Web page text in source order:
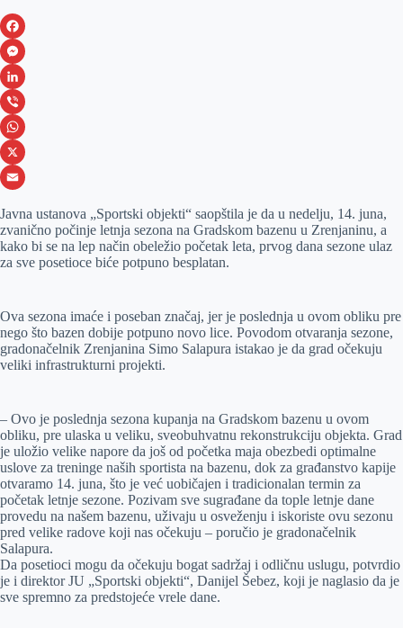
F
a
c
e
b
o
k
M
e
s
s
e
g
e
L
i
n
k
d
I
V
i
b
r
W
h
t
s
p
X
m
a
Javna ustanova „Sportski objekti“ saopštila je da u nedelju, 14. juna,
zvanično počinje letnja sezona na Gradskom bazenu u Zrenjaninu, a
kako bi se na lep način obeležio početak leta, prvog dana sezone ulaz
za sve posetioce biće potpuno besplatan.
Ova sezona imaće i poseban značaj, jer je poslednja u ovom obliku pre
nego što bazen dobije potpuno novo lice. Povodom otvaranja sezone,
gradonačelnik Zrenjanina Simo Salapura istakao je da grad očekuju
veliki infrastrukturni projekti.
– Ovo je poslednja sezona kupanja na Gradskom bazenu u ovom
obliku, pre ulaska u veliku, sveobuhvatnu rekonstrukciju objekta. Grad
je uložio velike napore da još od početka maja obezbedi optimalne
uslove za treninge naših sportista na bazenu, dok za građanstvo kapije
otvaramo 14. juna, što je već uobičajen i tradicionalan termin za
početak letnje sezone. Pozivam sve sugrađane da tople letnje dane
provedu na našem bazenu, uživaju u osveženju i iskoriste ovu sezonu
pred velike radove koji nas očekuju – poručio je gradonačelnik
Salapura.
Da posetioci mogu da očekuju bogat sadržaj i odličnu uslugu, potvrdio
je i direktor JU „Sportski objekti“, Danijel Šebez, koji je naglasio da je
sve spremno za predstojeće vrele dane.